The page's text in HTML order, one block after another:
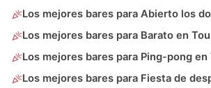
Los mejores bares para Abierto los
Los mejores bares para Barato en
Los mejores bares para Ping-pong en
Los mejores bares para Fiesta de